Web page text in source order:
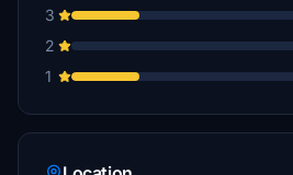
3
2
1